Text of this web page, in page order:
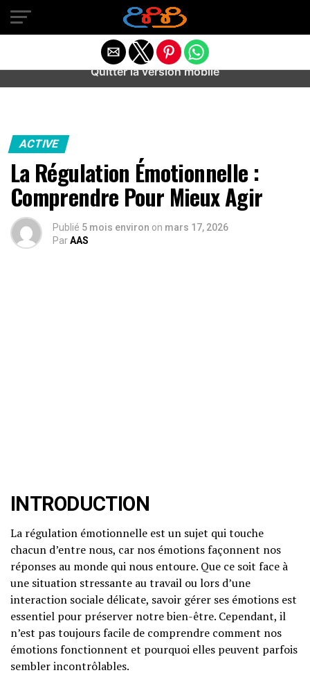
Warning
: preg_match(): Unknown modifier '/' in
/home/u589487443/domains/aideanxietestress.fr/
content/plugins/idev-post-views/includes/class-bots.php
ACTIVE
La Régulation Émotionnelle :
Comprendre Pour Mieux Agir
Publié 5 mois environ on mars 17, 2026
ParAAS
INTRODUCTION
La régulation émotionnelle est un sujet qui touche
chacun d’entre nous, car nos émotions façonnent nos
réponses au monde qui nous entoure. Que ce soit face à
une situation stressante au travail ou lors d’une
interaction sociale délicate, savoir gérer ses émotions est
essentiel pour préserver notre bien-être. Cependant, il
n’est pas toujours facile de comprendre comment nos
émotions fonctionnent et pourquoi elles peuvent parfois
sembler incontrôlables.
Quitter la version mobile